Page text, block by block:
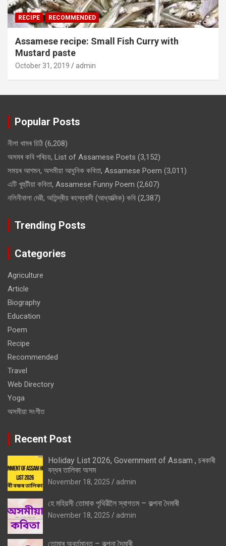
RECIPE RECOMMENDED
Assamese recipe: Small Fish Curry with
Mustard paste
October 31, 2019 admin
Popular Posts
নীলা খামৰ চিঠি (6,208)
অসমৰ কবি পৰিচয়, List of Assamese Poets (3,152)
সময়ৰ আগমন, অসমীয়া আধুনিক কবিতা, Assamese Poem (3,011)
এটি খুহুটীয়া কবিতা, Assamese Funny Poem (2,607)
নলিনীবালা দেৱী, অতিন্দ্ৰীয় ৰহস্যবাদী (আধ্যাত্মিক) কবি (2,387)
Trending Posts
Categories
Agriculture
Article
Biography
Education
Poem
Recipe
Recommended
Travel
Web Directory
Yoga
অসমীয়া সংগীত
Recent Post
Holiday List 2026, Government of Assam , চৰকাৰী
বন্ধৰ তালিকা অসম
November 18, 2025 admin
হে মহিয়সী তোমাক পৃথিৱীলৈ স্বাগতম – কল্পনা দৈমাৰী
November 18, 2025 admin
তোমাৰ অবৰ্তমানত – কল্পনা দৈমাৰী